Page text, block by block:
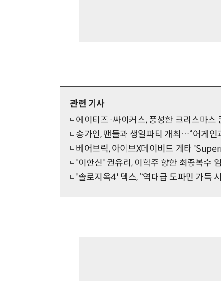
관련 기사
에이티즈·싸이커스, 풍성한 크리스마스
송가인, 팬들과 생일파티 개최…“어게인
베어브릭, 아이브X데이비드 게타
'이한신' 권유리, 이학주 향한 최종복수
'솔로지옥4' 덱스, “역대급 도파민 가득